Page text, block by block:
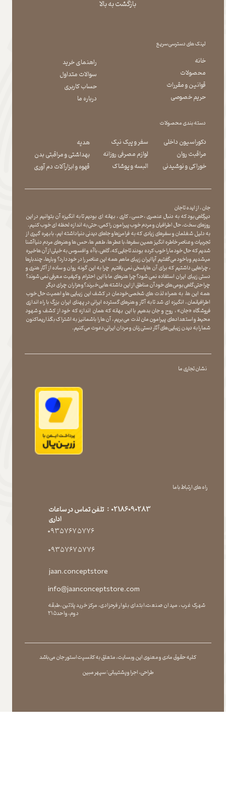
بازگشت به بالا
لینک های دسترسی سریع
دسته بندی محصولات
خانه
محصولات
قوانین و مقررات
حریم خصوصی
راهنمای خرید
سوالات متداول
حساب کاربری
درباره ما
دکوراسیون داخلی
مراقبت روان
​​​​​​​خوراکی و نوشیدنی
سفر و پیک نیک
لوازم مصرفی روزانه
​​​​​​​البسه و پوشاک
هدیه
بهداشتی و مراقبتی بدن
​​​​​​​قهوه و ابزارآلات دم آوری
نشان تجاری ما
جان ، از ایده تا جان
دیرگاهی بود که به دنبال عنصری ، حسی ، کاری ، بهانه ای بودیم تا به انگیزه آن بتوانیم در این
روزهای سخت ، حال اطرافیان و مردم خوب پیرامون را کمی ، حتی به اندازه لحظه ای خوب کنیم.
به دلیل شغلمان و سفرهای زیادی که به فرامرزها و جاهای دیدنی دنیا داشته ایم، با بهره گیری از
تجربیات و عناصر خاطره انگیز همین سفرها ، با عطر ها ، طعم ها ، حس ها و هنرهای مردم دنیا آشنا
شدیم که حال خود ما را خوب کرده بودند تا جایی که، گاهی ، با آه و افسوس به خیلی از آن ها خیره
میشدیم و با خود می گفتیم آیا ایران زیبای ما هم همه این عناصر را در خود دارد؟ و بارها ، چندبارها
، چراهایی داشتیم که برای آن ها پاسخی نمی یافتیم چرا به این گونه روان و ساده از آثار هنری و
دستی زیبای ایران استفاده نمی شود؟چرا هنرهای ما با این احترام و کیفیت معرفی نمی شوند؟
چرا حتی گاهی بومی های خود آن مناطق از این داشته ها بی خبرند؟و هزاران چرای دیگر
​​​​​​​ همه این ها، به همراه لذت های شخصی خودمان در کشف این زیبایی ها و اهمیت حال خوب
اطرافیانمان ، انگیزه ای شد تا به آثار و هنرهای گسترده ایرانی در پهنای ایران بزرگ با راه اندازی
فروشگاه «جان» ، روح و جان بدهیم با این بهانه که همان اندازه که خود از کشف و شهود
محیط و استعدادهای پیرامون مان لذت می بریم ، آن ها را با شما نیز به اشتراک بگذاریماکنون
شما را به دیدن زیبایی های آثار دستی زنان و مردان ایرانی دعوت می کنیم.
راه های ارتباط با ما
کلیه حقوق مادی و معنوی این وبسایت ، متعلق به کانسپت استور جان می باشد
طراحی ، اجرا و پشتیبانی : سپهر مبین
02186090283 : تلفن تماس در ساعات
اداری
۰۹۳۵۷۶۷۵۷۷۶
۰۹۳۵۷۶۷۵۷۷۶
jaan.conceptstore
info@jaanconceptstore.com
شهرک غرب، میدان صنعت،ابتدای بلوار فرحزادی، مرکز خرید پلاتین،طبقه
دوم،واحد۲۱۵